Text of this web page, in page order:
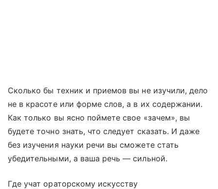
Сколько бы техник и приемов вы не изучили, дело
не в красоте или форме слов, а в их содержании.
Как только вы ясно поймете свое «зачем», вы
будете точно знать, что следует сказать. И даже
без изучения науки речи вы сможете стать
убедительными, а ваша речь — сильной.
Где учат ораторскому искусству